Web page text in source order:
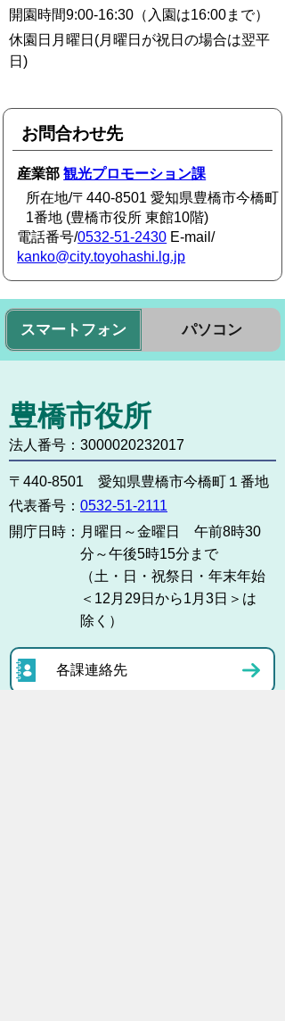
開園時間9:00-16:30 （入園は16:00まで）
休園日 月曜日(月曜日が祝日の場合は翌平
日)
お問合わせ先
産業部観光プロモーション課
所在地/〒440-8501 愛知県豊橋市今橋町
1番地 (豊橋市役所 東館10階)
電話番号/0532-51-2430 E-mail/
kanko@city.toyohashi.lg.jp
スマートフォン パソコン
豊橋市役所
法人番号：3000020232017
〒440-8501 愛知県豊橋市今橋町１番地
代表番号： 0532-51-2111
開庁日時： 月曜日～金曜日 午前8時30
分～午後5時15分まで
（土・日・祝祭日・年末年始
＜12月29日から1月3日＞は
除く）
各課連絡先